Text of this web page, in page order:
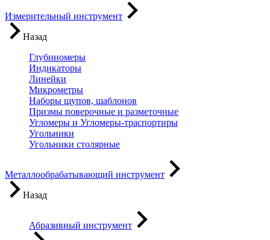
Измерительный инструмент
Назад
Глубиномеры
Индикаторы
Линейки
Микрометры
Наборы щупов, шаблонов
Призмы поверочные и разметочные
Угломеры и Угломеры-траспортиры
Угольники
Угольники столярные
Металлообрабатывающий инструмент
Назад
Абразивный инструмент